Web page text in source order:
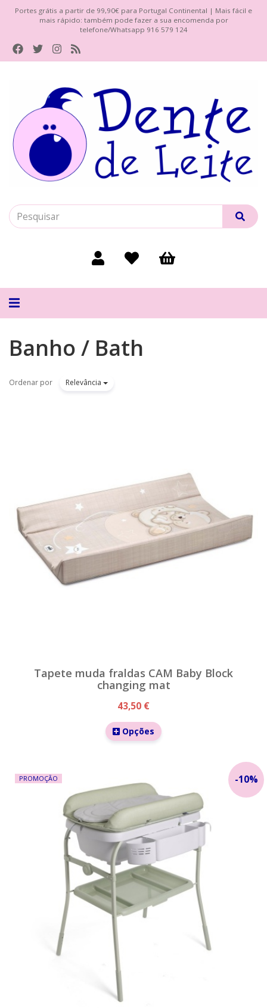
Portes grátis a partir de 99,90€ para Portugal Continental | Mais fácil e
mais rápido: também pode fazer a sua encomenda por
telefone/Whatsapp 916 579 124
Alternar
Banho / Bath
Ordenar por Relevância
Tapete muda fraldas CAM Baby Block
changing mat
43,50 €
Opções
-10%
PROMOÇÃO